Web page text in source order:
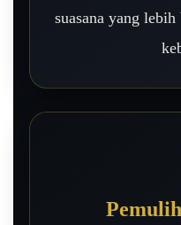
suasana yang